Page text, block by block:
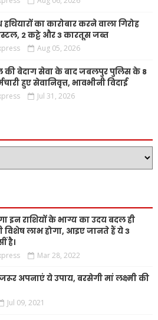
का कारोबार करने वाला गिरोह
2 कट्टे और 3 कारतूस जब्त
Aug 05, 2026
की बेदाग सेवा के बाद जबलपुर पुलिस के 8
हुए सेवानिवृत्त, भावभीनी विदाई
Jul 31, 2026
इन राशियों के भाग्य का उदय बदल ही
विशेष लाभ होगा, आइए जानते हैं ये 3
है।
Mar 28, 2022
अपनाएं ये उपाय, बरसेगी मां लक्ष्मी की
Jul 09, 2021